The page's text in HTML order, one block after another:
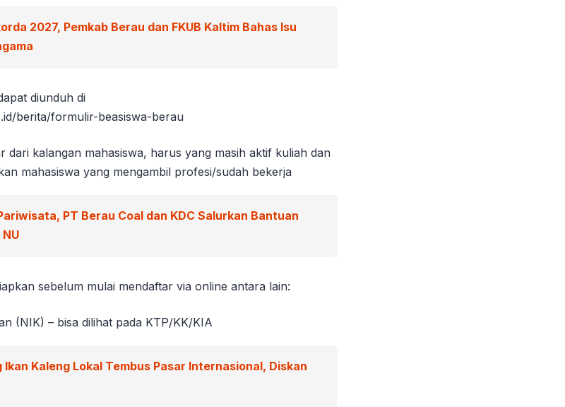
2027, Pemkab Berau dan FKUB Kaltim Bahas Isu
diunduh di
berita/formulir-beasiswa-berau
dari kalangan mahasiswa, harus yang masih aktif kuliah dan
mahasiswa yang mengambil profesi/sudah bekerja
PT Berau Coal dan KDC Salurkan Bantuan
sebelum mulai mendaftar via online antara lain:
(NIK) – bisa dilihat pada KTP/KK/KIA
Ikan Kaleng Lokal Tembus Pasar Internasional, Diskan